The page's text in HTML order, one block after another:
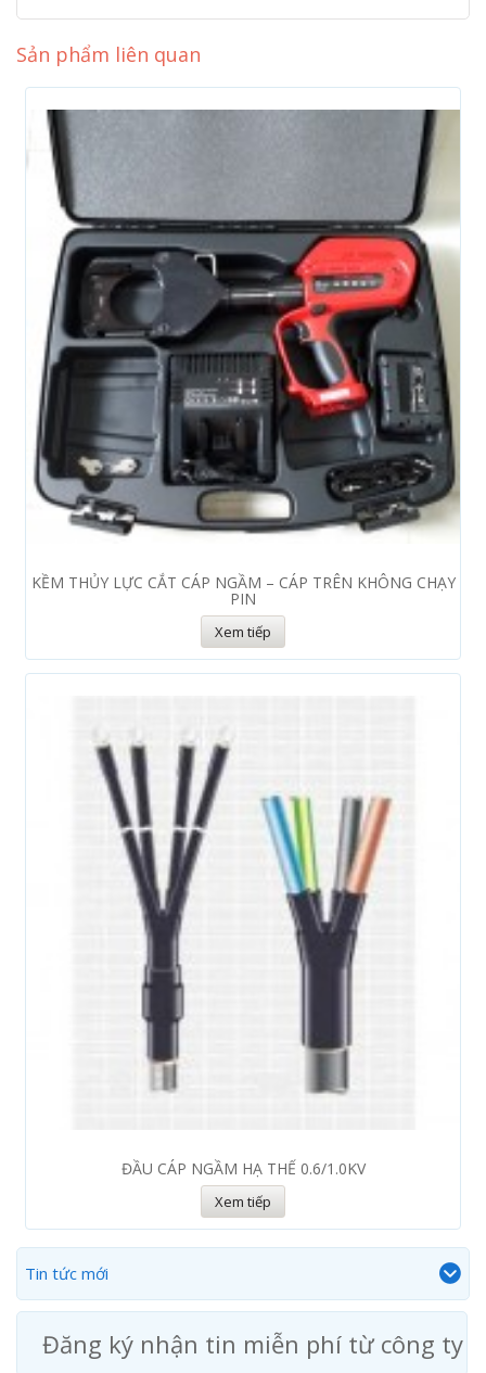
Sản phẩm liên quan
KỀM THỦY LỰC CẮT CÁP NGẦM – CÁP TRÊN KHÔNG CHẠY
PIN
Xem tiếp
ĐẦU CÁP NGẦM HẠ THẾ 0.6/1.0KV
Xem tiếp
Tin tức mới
Đăng ký nhận tin miễn phí từ công ty